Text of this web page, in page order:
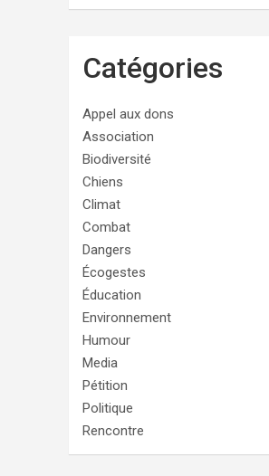
Catégories
Appel aux dons
Association
Biodiversité
Chiens
Climat
Combat
Dangers
Écogestes
Éducation
Environnement
Humour
Media
Pétition
Politique
Rencontre